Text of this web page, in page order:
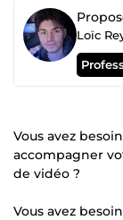
Loïc
Vous avez
accompagner
de vidéo ?
Vous avez